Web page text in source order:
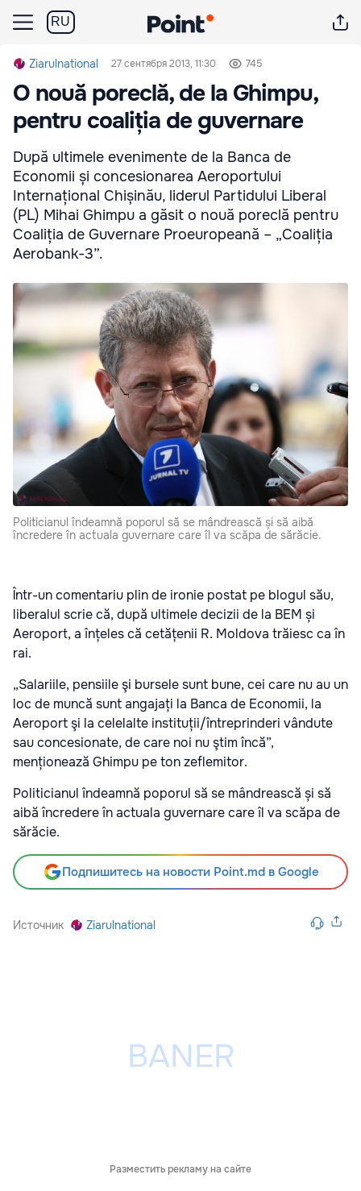
RU
Ziarulnational 27 сентября 2013, 11:30 745
O nouă poreclă, de la Ghimpu,
pentru coaliția de guvernare
După ultimele evenimente de la Banca de
Economii și concesionarea Aeroportului
Internațional Chișinău, liderul Partidului Liberal
(PL) Mihai Ghimpu a găsit o nouă poreclă pentru
Coaliția de Guvernare Proeuropeană – „Coaliția
Aerobank-3”.
Politicianul îndeamnă poporul să se mândrească și să aibă
încredere în actuala guvernare care îl va scăpa de sărăcie.
Într-un comentariu plin de ironie postat pe blogul său,
liberalul scrie că, după ultimele decizii de la BEM și
Aeroport, a înțeles că cetățenii R. Moldova trăiesc ca în
rai.
„Salariile, pensiile şi bursele sunt bune, cei care nu au un
loc de muncă sunt angajați la Banca de Economii, la
Aeroport şi la celelalte instituții/întreprinderi vândute
sau concesionate, de care noi nu ştim încă”,
menționează Ghimpu pe ton zeflemitor.
Politicianul îndeamnă poporul să se mândrească și să
aibă încredere în actuala guvernare care îl va scăpa de
sărăcie.
Подпишитесь на новости Point.md в Google
Источник Ziarulnational
Разместить рекламу на сайте